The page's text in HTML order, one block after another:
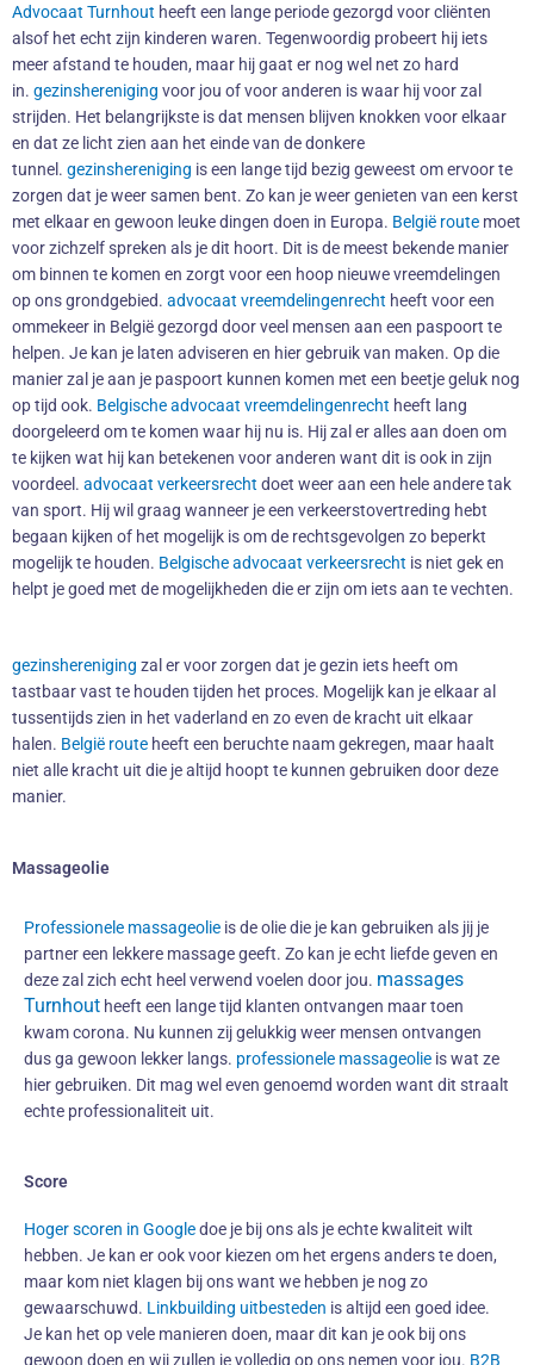
Advocaat Turnhout heeft een lange periode gezorgd voor cliënten
alsof het echt zijn kinderen waren. Tegenwoordig probeert hij iets
meer afstand te houden, maar hij gaat er nog wel net zo hard
in. gezinshereniging voor jou of voor anderen is waar hij voor zal
strijden. Het belangrijkste is dat mensen blijven knokken voor elkaar
en dat ze licht zien aan het einde van de donkere
tunnel. gezinshereniging is een lange tijd bezig geweest om ervoor te
zorgen dat je weer samen bent. Zo kan je weer genieten van een kerst
met elkaar en gewoon leuke dingen doen in Europa. België route moet
voor zichzelf spreken als je dit hoort. Dit is de meest bekende manier
om binnen te komen en zorgt voor een hoop nieuwe vreemdelingen
op ons grondgebied. advocaat vreemdelingenrecht heeft voor een
ommekeer in België gezorgd door veel mensen aan een paspoort te
helpen. Je kan je laten adviseren en hier gebruik van maken. Op die
manier zal je aan je paspoort kunnen komen met een beetje geluk nog
op tijd ook. Belgische advocaat vreemdelingenrecht heeft lang
doorgeleerd om te komen waar hij nu is. Hij zal er alles aan doen om
te kijken wat hij kan betekenen voor anderen want dit is ook in zijn
voordeel. advocaat verkeersrecht doet weer aan een hele andere tak
van sport. Hij wil graag wanneer je een verkeerstovertreding hebt
begaan kijken of het mogelijk is om de rechtsgevolgen zo beperkt
mogelijk te houden. Belgische advocaat verkeersrecht is niet gek en
helpt je goed met de mogelijkheden die er zijn om iets aan te vechten.
gezinshereniging zal er voor zorgen dat je gezin iets heeft om
tastbaar vast te houden tijden het proces. Mogelijk kan je elkaar al
tussentijds zien in het vaderland en zo even de kracht uit elkaar
halen. België route heeft een beruchte naam gekregen, maar haalt
niet alle kracht uit die je altijd hoopt te kunnen gebruiken door deze
manier.
Massageolie
Professionele massageolie is de olie die je kan gebruiken als jij je
partner een lekkere massage geeft. Zo kan je echt liefde geven en
deze zal zich echt heel verwend voelen door jou. massages
Turnhout heeft een lange tijd klanten ontvangen maar toen
kwam corona. Nu kunnen zij gelukkig weer mensen ontvangen
dus ga gewoon lekker langs. professionele massageolie is wat ze
hier gebruiken. Dit mag wel even genoemd worden want dit straalt
echte professionaliteit uit.
Score
Hoger scoren in Googledoe je bij ons als je echte kwaliteit wilt
hebben. Je kan er ook voor kiezen om het ergens anders te doen,
maar kom niet klagen bij ons want we hebben je nog zo
gewaarschuwd. Linkbuilding uitbesteden is altijd een goed idee.
Je kan het op vele manieren doen, maar dit kan je ook bij ons
gewoon doen en wij zullen je volledig op ons nemen voor jou. B2B